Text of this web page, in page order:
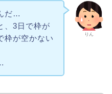
りん
だ…
、3日で枠が
枠が空かない